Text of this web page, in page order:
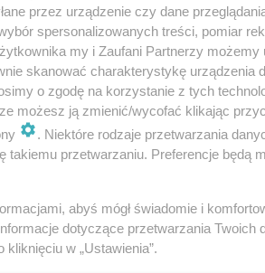
Kuryłowicz
przez urządzenie czy dane
spersonalizowanych treści, pomiar
my i Zaufani Partnerzy
skanować charakterystykę urządzenia
o zgodę na korzystanie z tych
możesz ją zmienić/wycofać klikając
. Niektóre rodzaje przetwarzania
takiemu przetwarzaniu. Preferencje będą
abyś mógł świadomie i
dotyczące przetwarzania Twoich
kliknięciu w „Ustawienia”.